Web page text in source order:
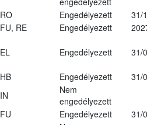
RO Engedélyezett
31/
FU, RE Engedélyezett
EL Engedélyezett 31/
HB Engedélyezett
31/
IN
Nem
engedélyezett
FU Engedélyezett
31/